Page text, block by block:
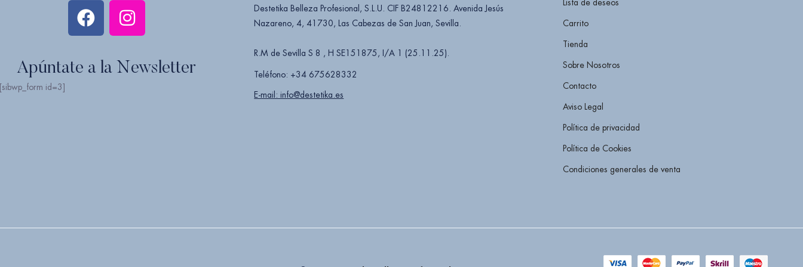
Apúntate a la Newsletter
id=3]
Destetika Belleza Profesional, S.L.U. CIF B24812216. Avenida Jesús
Nazareno, 4, 41730, Las Cabezas de San Juan, Sevilla.
R.M de Sevilla S 8 , H SE151875, I/A 1 (25.11.25).
Teléfono: +34 675628332
E-mail: info@destetika.es
Lista de deseos
Carrito
Tienda
Sobre Nosotros
Contacto
Aviso Legal
Política de privacidad
Política de Cookies
Condiciones generales de venta